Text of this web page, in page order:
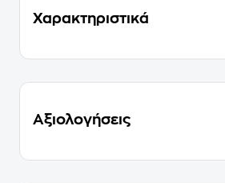
Χαρακτηριστικά
Αξιολογήσεις